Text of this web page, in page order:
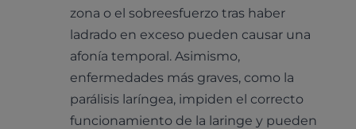
zona o el sobreesfuerzo tras haber
ladrado en exceso pueden causar una
afonía temporal. Asimismo,
enfermedades más graves, como la
parálisis laríngea, impiden el correcto
funcionamiento de la laringe y pueden